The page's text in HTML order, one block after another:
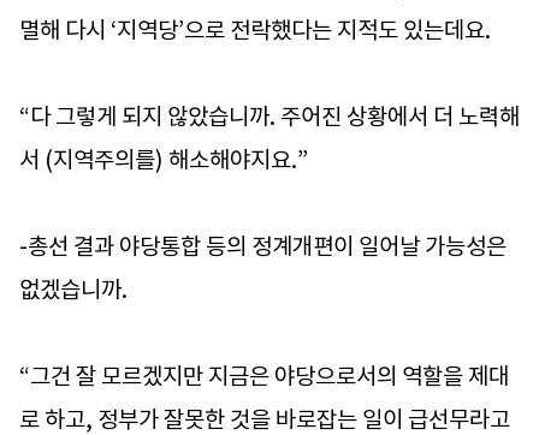
멸해 다시 ‘지역당’으로 전락했다는 지적도 있는데요.
“다 그렇게 되지 않았습니까. 주어진 상황에서 더 노력해
서 (지역주의를) 해소해야지요.”
-총선 결과 야당통합 등의 정계개편이 일어날 가능성은
없겠습니까.
“그건 잘 모르겠지만 지금은 야당으로서의 역할을 제대
로 하고, 정부가 잘못한 것을 바로잡는 일이 급선무라고